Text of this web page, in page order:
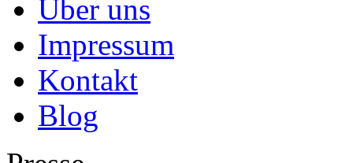
Über uns
Impressum
Kontakt
Blog